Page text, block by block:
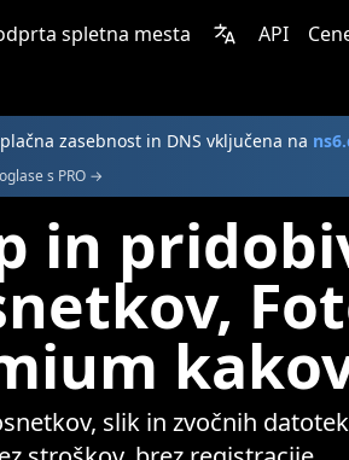
spletna mesta API
zasebnost in DNS vključena na
s PRO →
in
slik in zvočnih